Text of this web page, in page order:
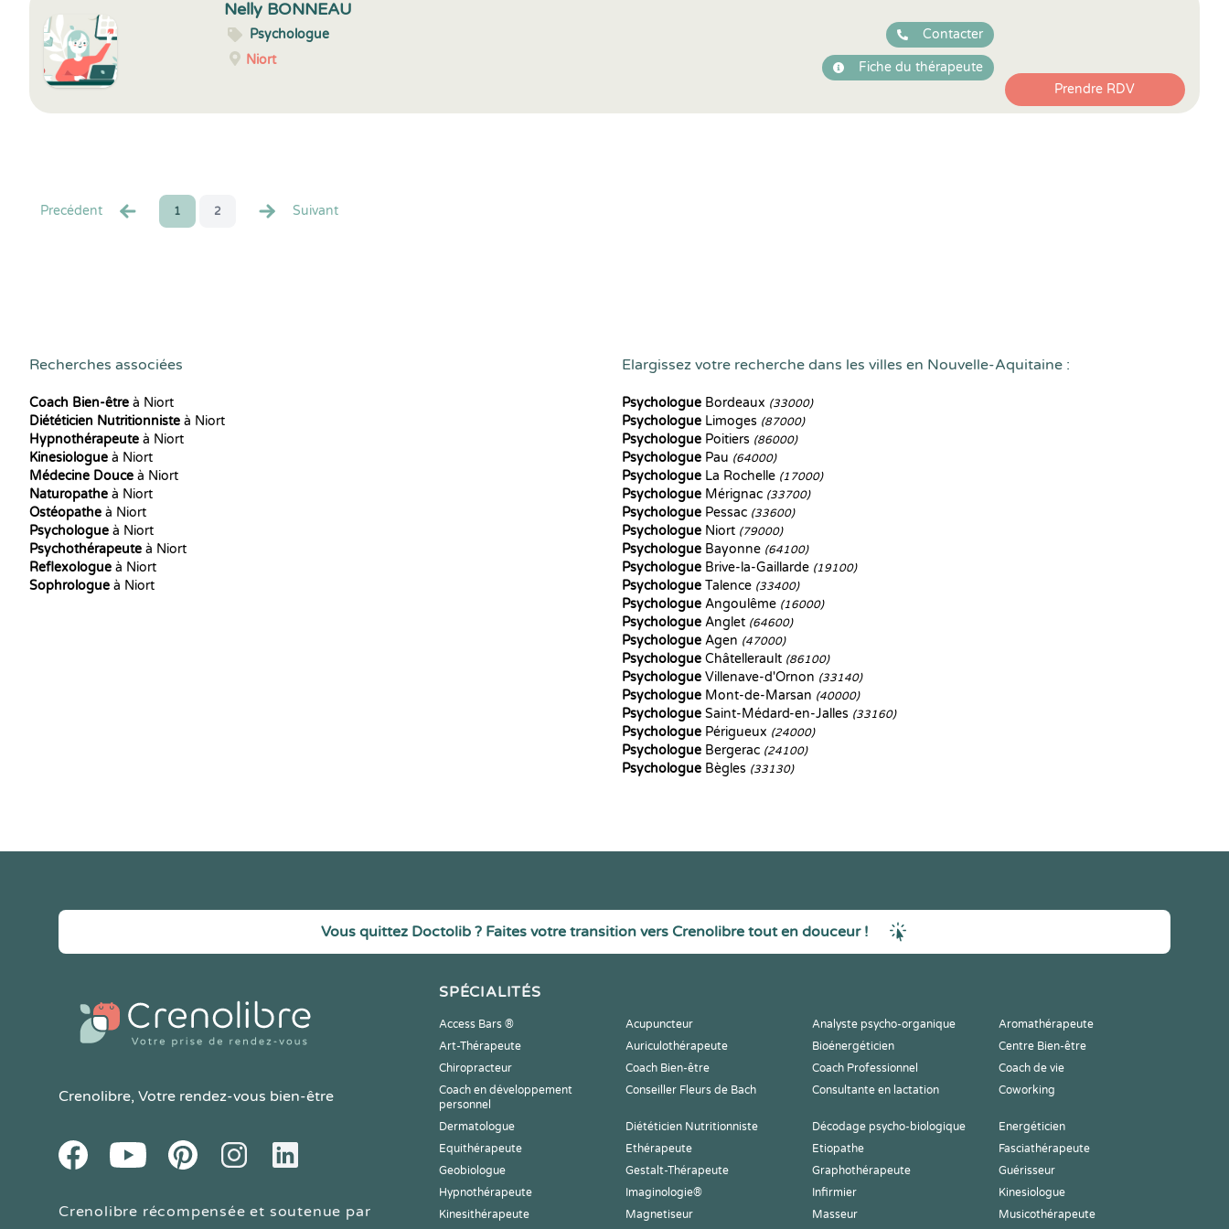
Nelly BONNEAU
Psychologue
Niort
Contacter
Fiche du thérapeute
Prendre RDV
Precédent 1 2 Suivant
Recherches associées
Coach Bien-être à Niort
Diététicien Nutritionniste à Niort
Hypnothérapeute à Niort
Kinesiologue à Niort
Médecine Douce à Niort
Naturopathe à Niort
Ostéopathe à Niort
Psychologue à Niort
Psychothérapeute à Niort
Reflexologue à Niort
Sophrologue à Niort
Elargissez votre recherche dans les villes en Nouvelle-Aquitaine :
Psychologue Bordeaux (33000)
Psychologue Limoges (87000)
Psychologue Poitiers (86000)
Psychologue Pau (64000)
Psychologue La Rochelle (17000)
Psychologue Mérignac (33700)
Psychologue Pessac (33600)
Psychologue Niort (79000)
Psychologue Bayonne (64100)
Psychologue Brive-la-Gaillarde (19100)
Psychologue Talence (33400)
Psychologue Angoulême (16000)
Psychologue Anglet (64600)
Psychologue Agen (47000)
Psychologue Châtellerault (86100)
Psychologue Villenave-d'Ornon (33140)
Psychologue Mont-de-Marsan (40000)
Psychologue Saint-Médard-en-Jalles (33160)
Psychologue Périgueux (24000)
Psychologue Bergerac (24100)
Psychologue Bègles (33130)
Vous quittez Doctolib ? Faites votre transition vers Crenolibre tout en douceur !
Crenolibre, Votre rendez-vous bien-être
FacebookYoutube PinteresetInstagramLinkedIn
Crenolibre récompensée et soutenue par
SPÉCIALITÉS
Access Bars ® Acupuncteur Analyste psycho-organique
Aromathérapeute
Art-Thérapeute
Auriculothérapeute Bioénergéticien
Centre Bien-être
Chiropracteur
Coach Bien-être Coach Professionnel
Coach de vie
Coach en développement
personnel
Conseiller Fleurs de Bach Consultante en lactation Coworking
Dermatologue Diététicien Nutritionniste Décodage psycho-biologique
Energéticien
Equithérapeute
Ethérapeute Etiopathe
Fasciathérapeute
Geobiologue
Gestalt-Thérapeute Graphothérapeute
Guérisseur
Hypnothérapeute
Imaginologie® Infirmier
Kinesiologue
Kinesithérapeute
Magnetiseur Masseur Musicothérapeute